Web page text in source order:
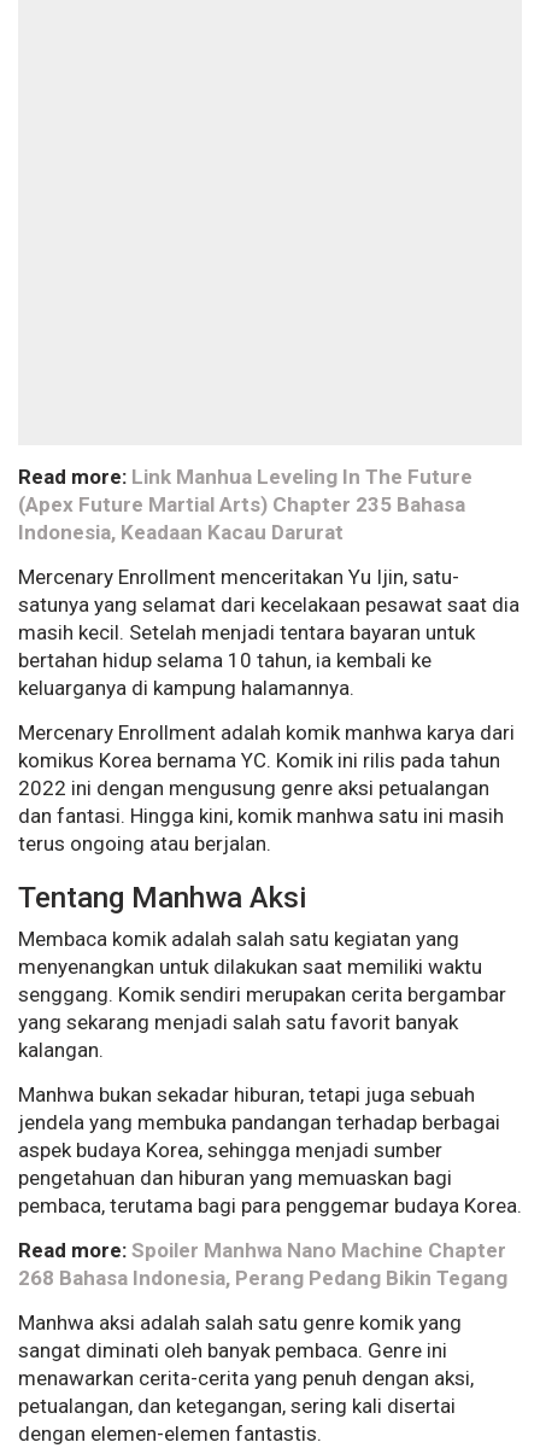
Read more: Link Manhua Leveling In The Future
(Apex Future Martial Arts) Chapter 235 Bahasa
Indonesia, Keadaan Kacau Darurat
Mercenary Enrollment menceritakan Yu Ijin, satu-
satunya yang selamat dari kecelakaan pesawat saat dia
masih kecil. Setelah menjadi tentara bayaran untuk
bertahan hidup selama 10 tahun, ia kembali ke
keluarganya di kampung halamannya.
Mercenary Enrollment adalah komik manhwa karya dari
komikus Korea bernama YC. Komik ini rilis pada tahun
2022 ini dengan mengusung genre aksi petualangan
dan fantasi. Hingga kini, komik manhwa satu ini masih
terus ongoing atau berjalan.
Tentang Manhwa Aksi
Membaca komik adalah salah satu kegiatan yang
menyenangkan untuk dilakukan saat memiliki waktu
senggang. Komik sendiri merupakan cerita bergambar
yang sekarang menjadi salah satu favorit banyak
kalangan.
Manhwa bukan sekadar hiburan, tetapi juga sebuah
jendela yang membuka pandangan terhadap berbagai
aspek budaya Korea, sehingga menjadi sumber
pengetahuan dan hiburan yang memuaskan bagi
pembaca, terutama bagi para penggemar budaya Korea.
Read more: Spoiler Manhwa Nano Machine Chapter
268 Bahasa Indonesia, Perang Pedang Bikin Tegang
Manhwa aksi adalah salah satu genre komik yang
sangat diminati oleh banyak pembaca. Genre ini
menawarkan cerita-cerita yang penuh dengan aksi,
petualangan, dan ketegangan, sering kali disertai
dengan elemen-elemen fantastis.